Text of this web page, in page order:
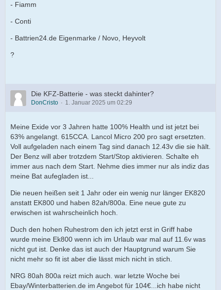
- Fiamm
- Conti
- Battrien24.de Eigenmarke / Novo, Heyvolt
?
Die KFZ-Batterie - was steckt dahinter?
DonCristo 1. Januar 2025 um 02:29
Meine Exide vor 3 Jahren hatte 100% Health und ist jetzt bei
63% angelangt. 615CCA. Lancol Micro 200 pro sagt ersetzten.
Voll aufgeladen nach einem Tag sind danach 12.43v die sie hält.
Der Benz will aber trotzdem Start/Stop aktivieren. Schalte eh
immer aus nach dem Start. Nehme dies immer nur als indiz das
meine Bat aufegladen ist...
Die neuen heißen seit 1 Jahr oder ein wenig nur länger EK820
anstatt EK800 und haben 82ah/800a. Eine neue gute zu
erwischen ist wahrscheinlich hoch.
Duch den hohen Ruhestrom den ich jetzt erst in Griff habe
wurde meine Ek800 wenn ich im Urlaub war mal auf 11.6v was
nicht gut ist. Denke das ist auch der Hauptgrund warum Sie
nicht mehr so fit ist aber die lässt mich nicht in stich.
NRG 80ah 800a reizt mich auch. war letzte Woche bei
Ebay/Winterbatterien.de im Angebot für 104€...ich habe nicht